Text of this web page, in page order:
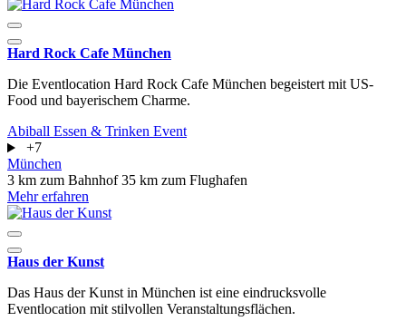
Hard Rock Cafe München
Die Eventlocation Hard Rock Cafe München begeistert mit US-
Food und bayerischem Charme.
Abiball Essen & Trinken Event
+7
München
3 km zum Bahnhof35 km zum Flughafen
Mehr erfahren
Haus der Kunst
Das Haus der Kunst in München ist eine eindrucksvolle
Eventlocation mit stilvollen Veranstaltungsflächen.